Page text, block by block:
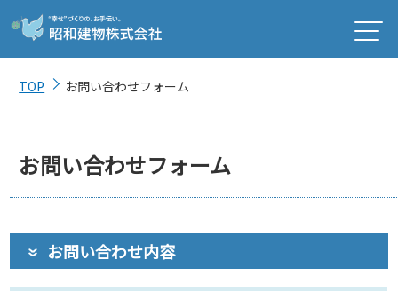
TOP お問い合わせフォーム
お問い合わせフォーム
お問い合わせ内容